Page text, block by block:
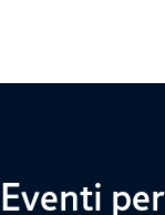
Eventi